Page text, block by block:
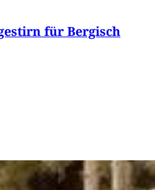
für Bergisch